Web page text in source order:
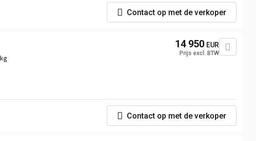
Contact op met de verkoper
14 950 EUR
Prijs excl. BTW
Contact op met de verkoper